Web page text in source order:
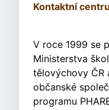
Kontaktní
V roce 1999 se
Ministerstva
tělovýchovy ČR
občanské
programu